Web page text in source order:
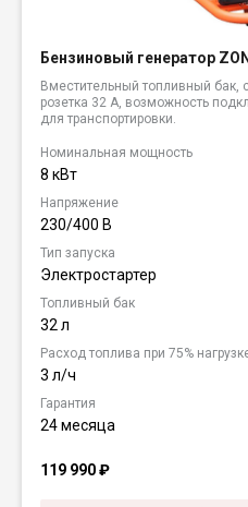
Бензиновый генератор
Вместительный топливный бак,
розетка 32 А, возможность
для транспортировки.
Номинальная мощность
8 кВт
Напряжение
230/400 В
Тип запуска
Электростартер
Топливный бак
32 л
Расход топлива при 75%
3 л/ч
Гарантия
24 месяца
119 990₽